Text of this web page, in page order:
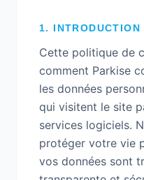
1. INTRODUCTION
Cette politique de
comment Parkise
les données
qui visitent le site
services logiciels.
protéger votre vie
vos données sont